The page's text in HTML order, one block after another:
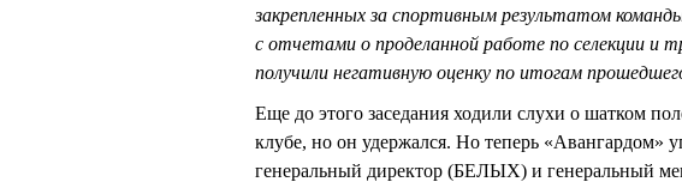
закрепленных за спортивным результатом
с отчетами о проделанной работе по селекции и
получили негативную оценку по итогам
Еще до этого заседания ходили слухи о
клубе, но он удержался. Но теперь
генеральный директор (БЕЛЫХ) и генеральный